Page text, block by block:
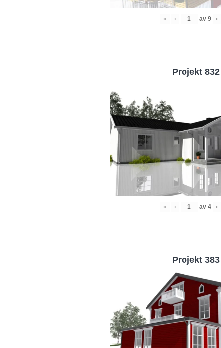
« ‹ av 9 ›
Projekt 832
« ‹ av 4 ›
Projekt 383